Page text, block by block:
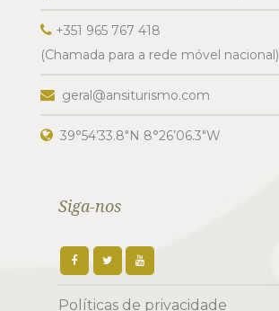
+351 965 767 418
(Chamada para a rede móvel nacional)
geral@ansiturismo.com
39°54’33.8″N 8°26’06.3″W
Siga-nos
Políticas de privacidade